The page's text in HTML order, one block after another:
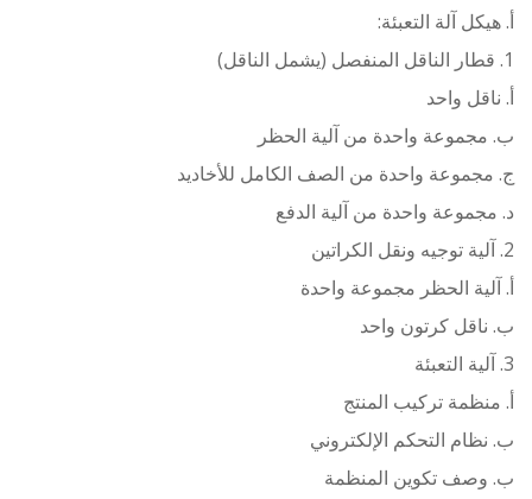
آلة التعبئة:
واحد
واحدة من آلية الحظر
واحدة من الصف الكامل للأخاديد
واحدة من آلية الدفع
الحظر مجموعة واحدة
كرتون واحد
تركيب المنتج
التحكم الإلكتروني
تكوين المنظمة